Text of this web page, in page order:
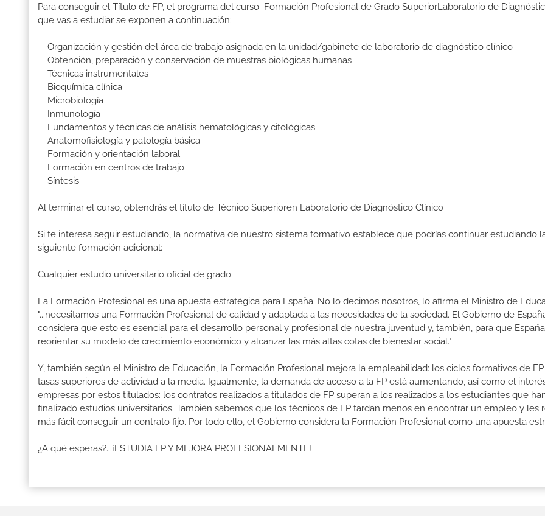
Para conseguir el Título de FP, el programa del curso Formación Profesional de Grado SuperiorLaboratorio de
que vas a estudiar se exponen a continuación:
Organización y gestión del área de trabajo asignada en la unidad/gabinete de laboratorio de diagnóstico clínico
Obtención, preparación y conservación de muestras biológicas humanas
Técnicas instrumentales
Bioquímica clínica
Microbiología
Inmunología
Fundamentos y técnicas de análisis hematológicas y citológicas
Anatomofisiología y patología básica
Formación y orientación laboral
Formación en centros de trabajo
Síntesis
Al terminar el curso, obtendrás el título de Técnico Superioren Laboratorio de Diagnóstico Clínico
Si te interesa seguir estudiando, la normativa de nuestro sistema formativo establece que podrías continuar estudiando
siguiente formación adicional:
Cualquier estudio universitario oficial de grado
La Formación Profesional es una apuesta estratégica para España. No lo decimos nosotros, lo afirma el Ministro de
"...necesitamos una Formación Profesional de calidad y adaptada a las necesidades de la sociedad. El Gobierno de
considera que esto es esencial para el desarrollo personal y profesional de nuestra juventud y, también, para que
reorientar su modelo de crecimiento económico y alcanzar las más altas cotas de bienestar social."
Y, también según el Ministro de Educación, la Formación Profesional mejora la empleabilidad: los ciclos formativos de
tasas superiores de actividad a la media. Igualmente, la demanda de acceso a la FP está aumentando, así como el
empresas por estos titulados: los contratos realizados a titulados de FP superan a los realizados a los estudiantes que
finalizado estudios universitarios. También sabemos que los técnicos de FP tardan menos en encontrar un empleo y les
más fácil conseguir un contrato fijo. Por todo ello, el Gobierno considera la Formación Profesional como una apuesta
¿A qué esperas?...¡ESTUDIA FP Y MEJORA PROFESIONALMENTE!